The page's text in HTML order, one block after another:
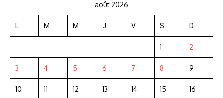
août 2026
L M M J V S D
1 2
3 4 5 6 7 8 9
10 11 12 13 14 15 16